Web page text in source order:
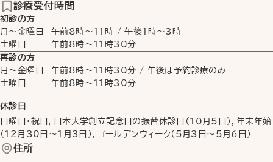
診療受付時間
初診の方
月〜金曜日
午前8時〜11時 /午後1時〜3時
土曜日
午前8時〜11時30分
再診の方
月〜金曜日
午前8時〜11時30分 / 午後は予約診療のみ
土曜日
午前8時〜11時30分
休診日
日曜日・祝日，日本大学創立記念日の振替休診日（10月5日），年末年始
（12月30日〜1月3日），ゴールデンウィーク（5月3日〜5月6日）
住所